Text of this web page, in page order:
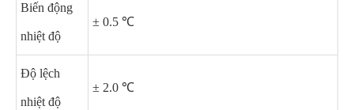
Biến động
nhiệt độ
± 0.5 ℃
Độ lệch
nhiệt độ
± 2.0 ℃